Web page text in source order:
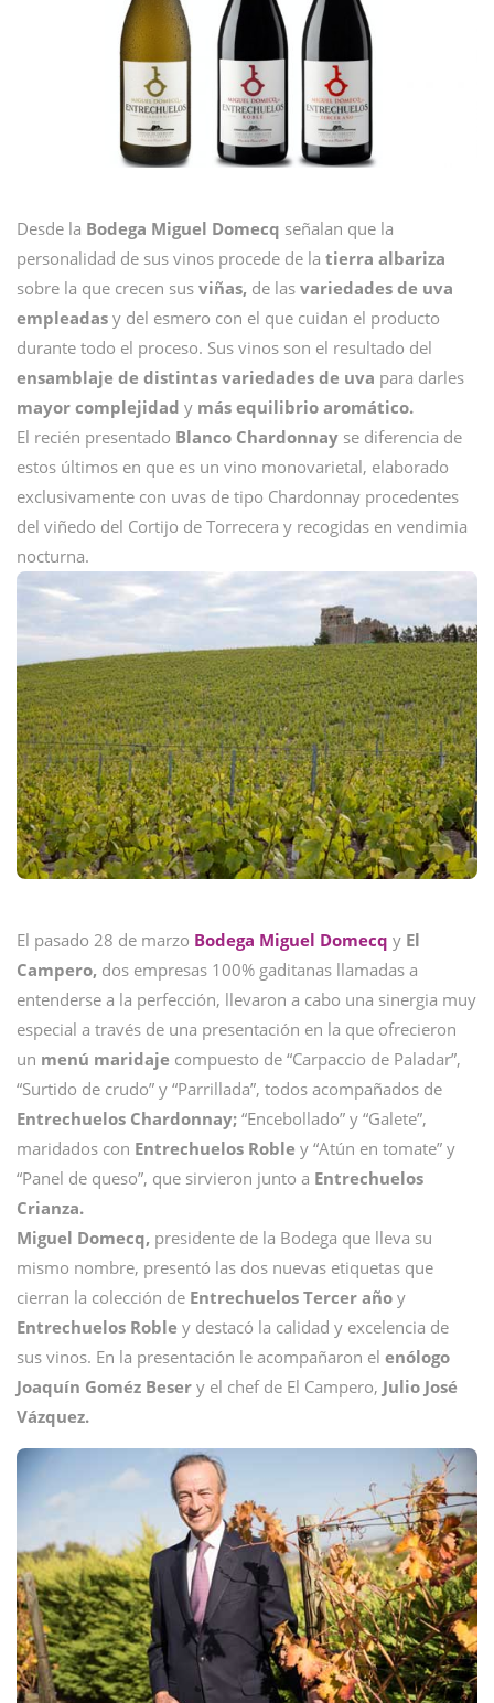
Desde la Bodega Miguel Domecq señalan que la
personalidad de sus vinos procede de la tierra albariza
sobre la que crecen sus viñas, de las variedades de uva
empleadas y del esmero con el que cuidan el producto
durante todo el proceso. Sus vinos son el resultado del
ensamblaje de distintas variedades de uva para darles
mayor complejidad y más equilibrio aromático.
El recién presentado Blanco Chardonnay se diferencia de
estos últimos en que es un vino monovarietal, elaborado
exclusivamente con uvas de tipo Chardonnay procedentes
del viñedo del Cortijo de Torrecera y recogidas en vendimia
nocturna.
El pasado 28 de marzo Bodega Miguel Domecq y El
Campero, dos empresas 100% gaditanas llamadas a
entenderse a la perfección, llevaron a cabo una sinergia muy
especial a través de una presentación en la que ofrecieron
un menú maridaje compuesto de “Carpaccio de Paladar”,
“Surtido de crudo” y “Parrillada”, todos acompañados de
Entrechuelos Chardonnay; “Encebollado” y “Galete”,
maridados con Entrechuelos Roble y “Atún en tomate” y
“Panel de queso”, que sirvieron junto a Entrechuelos
Crianza.
Miguel Domecq, presidente de la Bodega que lleva su
mismo nombre, presentó las dos nuevas etiquetas que
cierran la colección de Entrechuelos Tercer año y
Entrechuelos Roble y destacó la calidad y excelencia de
sus vinos. En la presentación le acompañaron el enólogo
Joaquín Goméz Beser y el chef de El Campero, Julio José
Vázquez.